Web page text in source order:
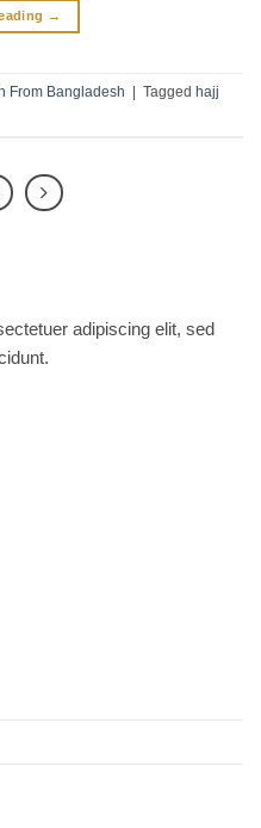
→
From Bangladesh Tagged hajj
adipiscing elit, sed